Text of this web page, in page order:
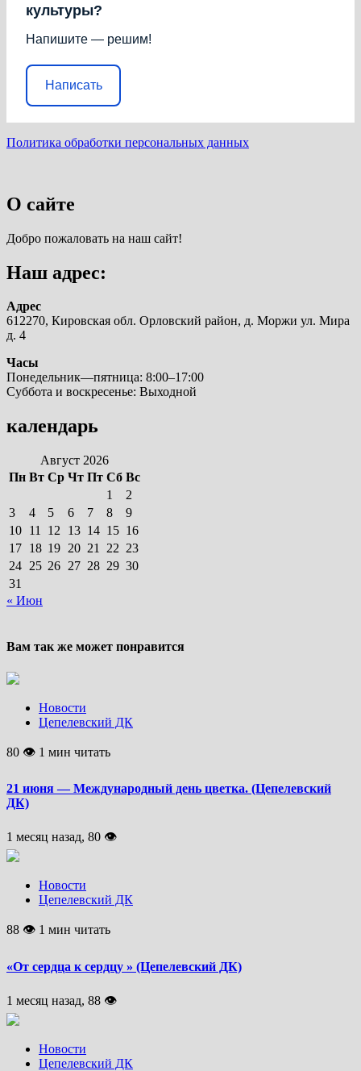
культуры?
Напишите — решим!
Написать
Политика обработки персональных данных
О сайте
Добро пожаловать на наш сайт!
Наш адрес:
Адрес
612270, Кировская обл. Орловский район, д. Моржи ул. Мира
д. 4
Часы
Понедельник—пятница: 8:00–17:00
Суббота и воскресенье: Выходной
календарь
Август 2026
Пн Вт Ср Чт Пт Сб Вс
1
2
3
4 5 6 7 8
9
10 11 12 13 14 15 16
17 18 19 20 21 22 23
24 25 26 27 28 29 30
31
« Июн
Вам так же может понравится
Новости
Цепелевский ДК
80 👁 1 мин читать
21 июня — Международный день цветка. (Цепелевский
ДК)
1 месяц назад, 80 👁
Новости
Цепелевский ДК
88 👁 1 мин читать
«От сердца к сердцу » (Цепелевский ДК)
1 месяц назад, 88 👁
Новости
Цепелевский ДК